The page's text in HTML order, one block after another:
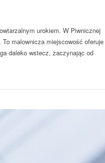
urokiem. W Piwnicznej
malownicza miejscowość oferuje
daleko wstecz, zaczynając od